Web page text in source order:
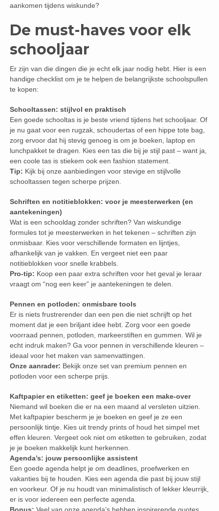
aankomen tijdens wiskunde?
De must-haves voor elk
schooljaar
Er zijn van die dingen die je echt elk jaar nodig hebt. Hier is een
handige checklist om je te helpen de belangrijkste schoolspullen
te kopen:
Schooltassen: stijlvol en praktisch
Een goede schooltas is je beste vriend tijdens het schooljaar. Of
je nu gaat voor een rugzak, schoudertas of een hippe tote bag,
zorg ervoor dat hij stevig genoeg is om je boeken, laptop en
lunchpakket te dragen. Kies een tas die bij je stijl past – want ja,
een coole tas is stiekem ook een fashion statement.
Tip: Kijk bij onze aanbiedingen voor stevige en stijlvolle
schooltassen tegen scherpe prijzen.
Schriften en notitieblokken: voor je meesterwerken (en
aantekeningen)
Wat is een schooldag zonder schriften? Van wiskundige
formules tot je meesterwerken in het tekenen – schriften zijn
onmisbaar. Kies voor verschillende formaten en lijntjes,
afhankelijk van je vakken. En vergeet niet een paar
notitieblokken voor snelle krabbels.
Pro-tip: Koop een paar extra schriften voor het geval je leraar
vraagt om “nog een keer” je aantekeningen te delen.
Pennen en potloden: onmisbare tools
Er is niets frustrerender dan een pen die niet schrijft op het
moment dat je een briljant idee hebt. Zorg voor een goede
voorraad pennen, potloden, markeerstiften en gummen. Wil je
echt indruk maken? Ga voor pennen in verschillende kleuren –
ideaal voor het maken van samenvattingen.
Onze aanrader: Bekijk onze set van premium pennen en
potloden voor een scherpe prijs.
Kaftpapier en etiketten: geef je boeken een make-over
Niemand wil boeken die er na een maand al versleten uitzien.
Met kaftpapier bescherm je je boeken en geef je ze een
persoonlijk tintje. Kies uit trendy prints of houd het simpel met
effen kleuren. Vergeet ook niet om etiketten te gebruiken, zodat
je je boeken makkelijk kunt herkennen.
Agenda’s: jouw persoonlijke assistent
Een goede agenda helpt je om deadlines, proefwerken en
vakanties bij te houden. Kies een agenda die past bij jouw stijl
en voorkeur. Of je nu houdt van minimalistisch of lekker kleurrijk,
er is voor iedereen een perfecte agenda.